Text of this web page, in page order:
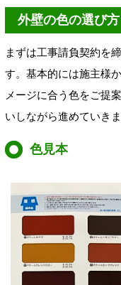
外壁の色の選び方
まずは工事請負契約を
す。基本的には施主様
メージに合う色をご提
いしながら進めていきま
色見本